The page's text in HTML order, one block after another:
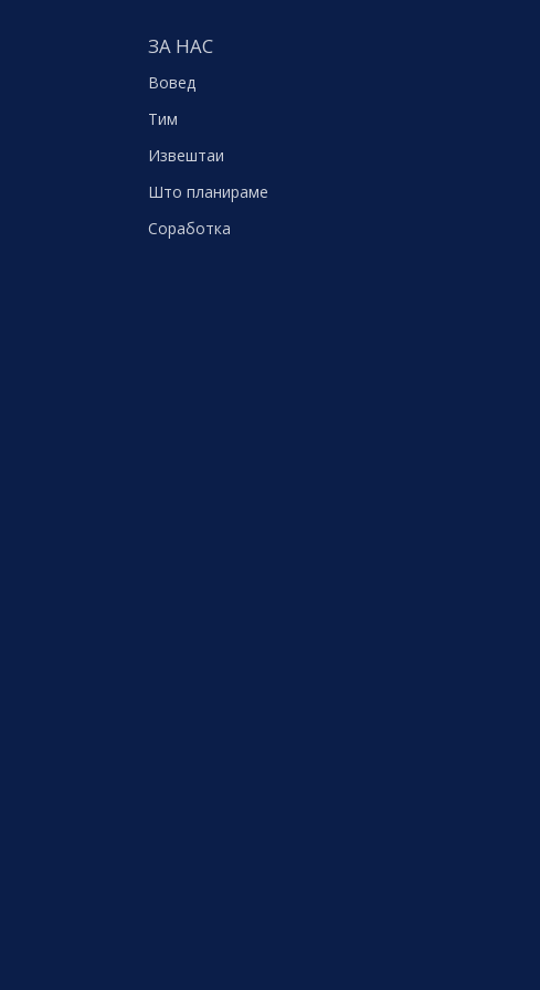
ЗА НАС
Вовед
Тим
Извештаи
Што планираме
Соработка